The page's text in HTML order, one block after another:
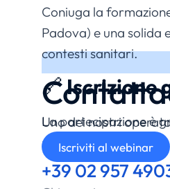
Coniuga la
Padova) e una solida
contesti sanitari.
🔗Iscrizione
La partecipazione è
Iscriviti al webinar
Uno dei nostri
possibile.
+39 02 957